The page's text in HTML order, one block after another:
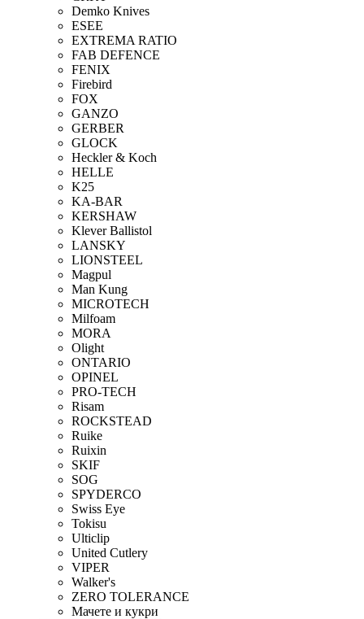
Demko Knives
ESEE
EXTREMA RATIO
FAB DEFENCE
FENIX
Firebird
FOX
GANZO
GERBER
GLOCK
Heckler & Koch
HELLE
K25
KA-BAR
KERSHAW
Klever Ballistol
LANSKY
LIONSTEEL
Magpul
Man Kung
MICROTECH
Milfoam
MORA
Olight
ONTARIO
OPINEL
PRO-TECH
Risam
ROCKSTEAD
Ruike
Ruixin
SKIF
SOG
SPYDERCO
Swiss Eye
Tokisu
Ulticlip
United Cutlery
VIPER
Walker's
ZERO TOLERANCE
Мачете и кукри